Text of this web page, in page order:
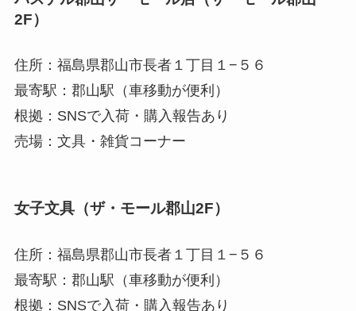
2F）
住所：福島県郡山市長者１丁目１−５６
最寄駅：郡山駅（車移動が便利）
根拠：SNSで入荷・購入報告あり
売場：文具・雑貨コーナー
女子文具（ザ・モール郡山2F）
住所：福島県郡山市長者１丁目１−５６
最寄駅：郡山駅（車移動が便利）
根拠：SNSで入荷・購入報告あり